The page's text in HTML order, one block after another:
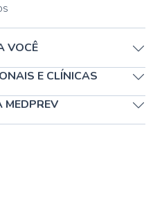
VOCÊ
E CLÍNICAS
MEDPREV